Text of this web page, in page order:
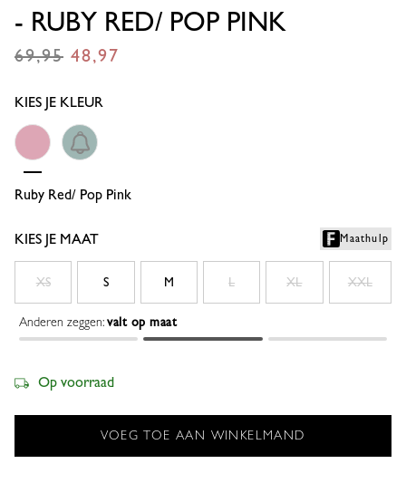
- RUBY RED/ POP PINK
69,95 48,97
KIES JE KLEUR
Ruby Red/ Pop Pink
Light Blue/grass Green
KIES JE MAAT Maathulp
XS S M L XL XXL
Anderen zeggen:valt op maat
Op voorraad